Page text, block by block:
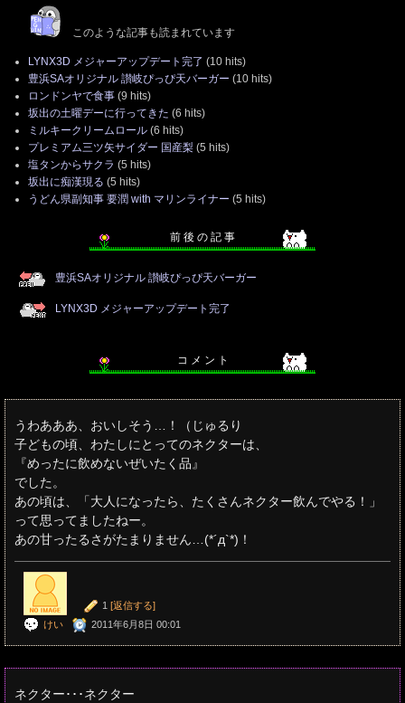
このような記事も読まれています
LYNX3D メジャーアップデート完了 (10 hits)
豊浜SAオリジナル 讃岐ぴっぴ天バーガー (10 hits)
ロンドンヤで食事 (9 hits)
坂出の土曜デーに行ってきた (6 hits)
ミルキークリームロール (6 hits)
プレミアム三ツ矢サイダー 国産梨 (5 hits)
塩タンからサクラ (5 hits)
坂出に痴漢現る (5 hits)
うどん県副知事 要潤 with マリンライナー (5 hits)
前 後 の 記 事
豊浜SAオリジナル 讃岐ぴっぴ天バーガー
LYNX3D メジャーアップデート完了
コ メ ン ト
うわあああ、おいしそう…！（じゅるり
子どもの頃、わたしにとってのネクターは、
『めったに飲めないぜいたく品』
でした。
あの頃は、「大人になったら、たくさんネクター飲んでやる！」
って思ってましたねー。
あの甘ったるさがたまりません…(*´д`*)！
1 [返信する]
けい
2011年6月8日 00:01
ネクター･･･ネクター